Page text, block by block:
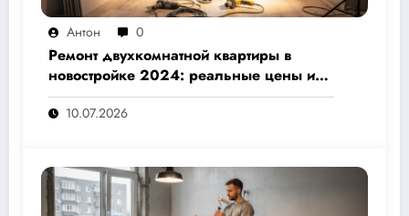
Антон 0
Ремонт двухкомнатной квартиры в
новостройке 2024: реальные цены и
скрытые расходы, которые вам не
назовут подрядчики
10.07.2026